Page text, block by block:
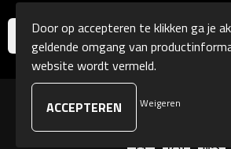
Picknickmanden
Picknickkleden
Picknick rugtassen
© Copyright
Door op accepteren te klikken ga je
geldende omgang van
website wordt vermeld.
Weigeren